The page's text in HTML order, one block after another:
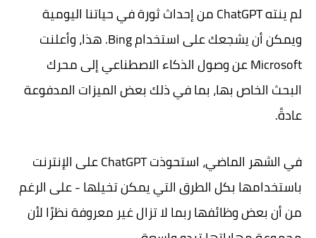
لم ينته ChatGPT من إحداث ثورة في حياتنا اليومية
ويمكن أن يشجعك على استخدام Bing. هذا، وأعلنت
Microsoft عن وصول الذكاء الاصطناعي إلى محرك
البحث الخاص بها، بما في ذلك بعض الميزات المدفوعة
عادةً.
في الشهر الماضي، استحوذت ChatGPT على الإنترنت
باستخدامها بكل الطرق التي يمكن تخيلها - على الرغم
من أن بعض وظائفها ربما لا تزال غير معروفة نظرًا لأن